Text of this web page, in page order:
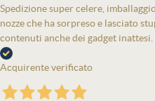
Spedizione super celere,
nozze che ha sorpreso e lasciato
contenuti anche dei gadget
Acquirente verificato